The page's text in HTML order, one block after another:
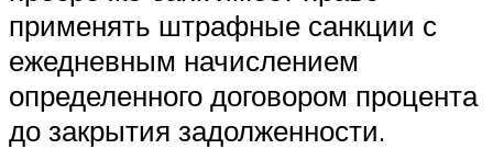
применять штрафные санкции с
ежедневным начислением
определенного договором процента
до закрытия задолженности.